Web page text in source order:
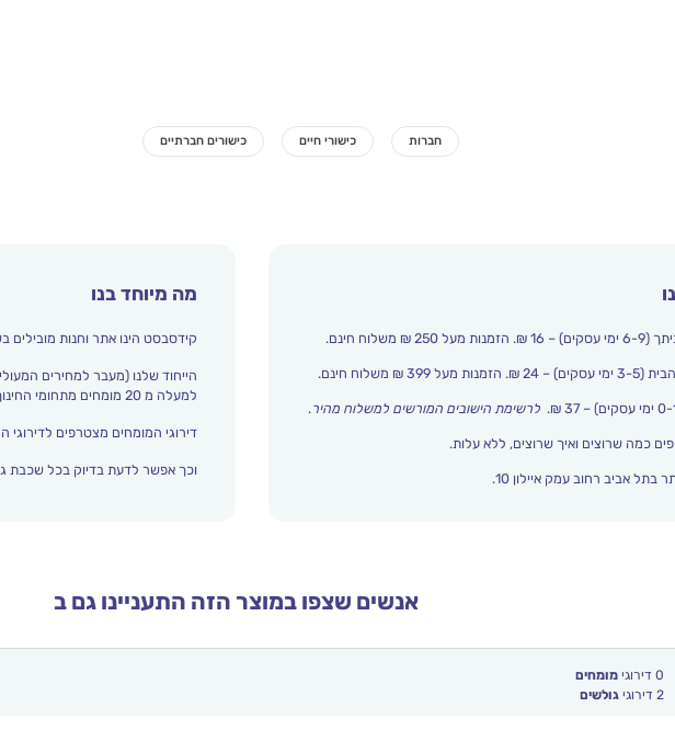
250 ₪ משלוח חינם.
מעל 399 ₪ משלוח חינם.
לרשימת הישובים המורשים למשלוח מהיר.
כמה שרוצים ואיך שרוצים, ללא עלות.
בתל אביב רחוב עמק איילון 10.
מה מיוחד בנו
קידסבסט הינו אתר וחנות מובילים
הייחוד שלנו (מעבר למחירים
למעלה מ 20 מומחים מתחומי החינוך והתפתחות הילד מדרגים אצלנו כל הזמן את עולם הילדים.
דירוגי המומחים מצטרפים לדירוגי
וכך אפשר לדעת בדיוק בכל שכבת
אנשים שצפו במוצר הזה התעניינו גם ב
0 דירוגימומחים
2 דירוגיגולשים